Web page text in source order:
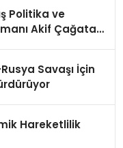
Politika ve
Akif Çağatay
Savaşı İçin
Hareketlilik